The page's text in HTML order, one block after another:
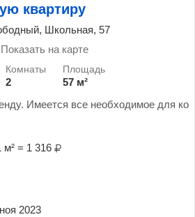
квартиру
Школьная, 57
на карте
2
57 м²
Имеется все необходимое для ко
м² = 1 316
2023